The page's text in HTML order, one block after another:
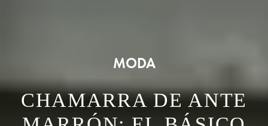
MODA
CHAMARRA DE ANTE